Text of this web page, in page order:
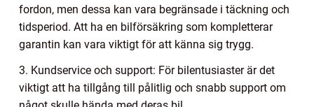
fordon, men dessa kan vara begränsade i täckning och
tidsperiod. Att ha en bilförsäkring som kompletterar
garantin kan vara viktigt för att känna sig trygg.
3. Kundservice och support: För bilentusiaster är det
viktigt att ha tillgång till pålitlig och snabb support om